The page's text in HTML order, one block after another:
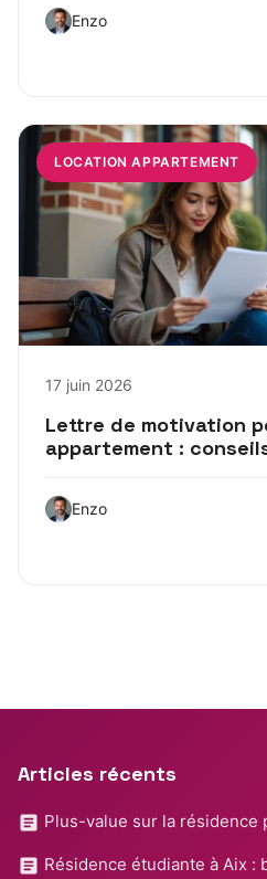
Enzo
LOCATION APPARTEMENT
17 juin 2026
Lettre de motivation
appartement :
Enzo
Articles récents
Plus-value sur la résidence
Résidence étudiante à Aix :